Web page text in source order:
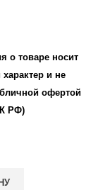
о товаре носит
и не
офертой
РФ)